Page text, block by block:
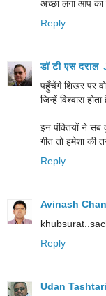
अच्छा लगा आप का
Reply
डॉ टी एस दराल
पहुँचेंगे शिखर पर वो
जिन्हें विश्वास होता
इन पंक्तियों ने सब
गीत तो हमेशा की
Reply
Avinash
Reply
Udan Tashtari